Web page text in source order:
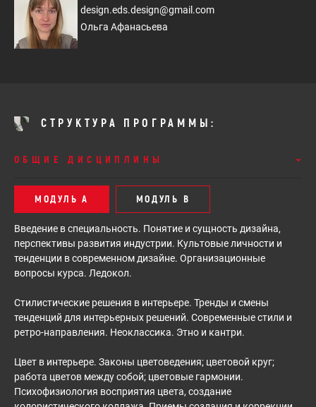
design.eds.design@gmail.com
Ольга Афанасьева
СТРУКТУРА ПРОГРАММЫ:
ОБЩИЕ ДИСЦИПЛИНЫ
МОДУЛЬ А МОДУЛЬ В
Введение в специальность. Понятие и сущность дизайна,
перспективы развития индустрии. Культовые личности и
тенденции в современном дизайне. Организационные
вопросы курса. Ледокол.
Стилистические решения в интерьере. Тренды и смены
тенденций для интерьерных решений. Современные стили и
ретро-направления. Неоклассика. Этно и кантри.
Цвет в интерьере. Законы цветоведения; цветовой круг;
работа цветов между собой; цветовые гармонии.
Психофизиология восприятия цвета, создание